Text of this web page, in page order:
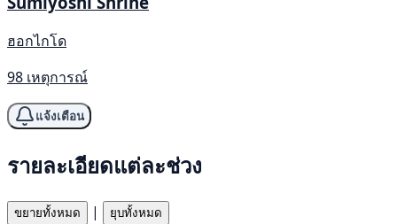
ฮอกไกโด
98 เหตุการณ์
แจ้งเตือน
รายละเอียดแต่ละช่วง
ขยายทั้งหมด | ยุบทั้งหมด